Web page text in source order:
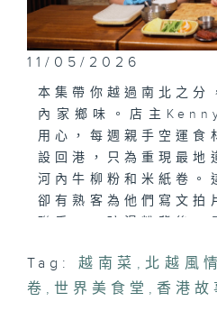
11/05/2026
本集帶你越過南北之分
內家鄉味。店主
用心，每週親手空運食
設回港，只為重現最地
河內牛柳粉和米紙卷。
卻有熟客為他們寫文拍
道的執著，與食客結下
Tag: 越南菜 , 北越風情
卷 ,世界美食堂 , 香港故